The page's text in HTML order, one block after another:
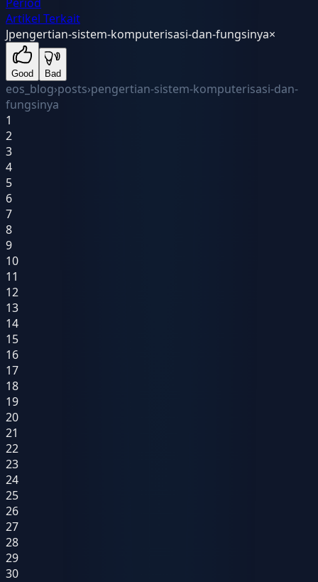
Artikel Terkait
Jpengertian-sistem-komputerisasi-dan-fungsinya×
Good Bad
eos_blog›posts›pengertian-sistem-komputerisasi-dan-
fungsinya
1
2
3
4
5
6
7
8
9
10
11
12
13
14
15
16
17
18
19
20
21
22
23
24
25
26
27
28
29
30